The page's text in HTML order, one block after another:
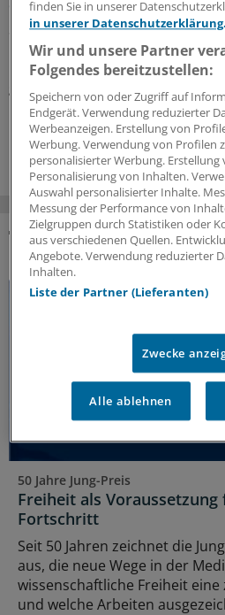
Smartwatches oder Fitness-
neue Features womöglich
Bluthochdruck aufdecken.
gegenteilige Effekte denkbar –
Beispiel der Apple Watch
16.07.2026
DAS KÖNNTE SIE AUCH
50 Jahre Jung-Preis
Freiheit als
Fortschritt
Seit 50 Jahren zeichnet die
aus, die neue Wege in der
wissenschaftliche Freiheit
und welche Arbeiten
finden Sie in unserer
in unserer Datenschutzerklärung.
Wir und unsere Partner
Folgendes bereitzustellen:
Speichern von oder Zugriff auf
Endgerät. Verwendung reduzierter
Werbeanzeigen. Erstellung von
Werbung. Verwendung von Profilen
personalisierter Werbung.
Personalisierung von Inhalten.
Auswahl personalisierter Inhalte.
Messung der Performance von
Zielgruppen durch Statistiken oder
aus verschiedenen Quellen.
Angebote. Verwendung reduzierter
Inhalten.
Liste der Partner (Lieferanten)
Zwecke
Alle ablehnen